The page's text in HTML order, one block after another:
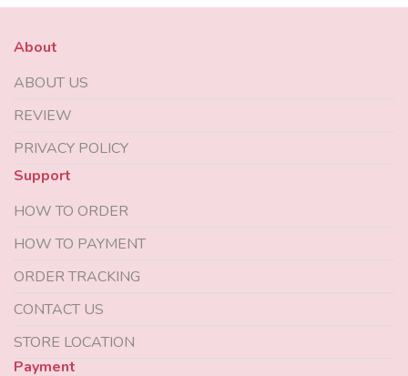
About
ABOUT US
REVIEW
PRIVACY POLICY
Support
HOW TO ORDER
HOW TO PAYMENT
ORDER TRACKING
CONTACT US
STORE LOCATION
Payment